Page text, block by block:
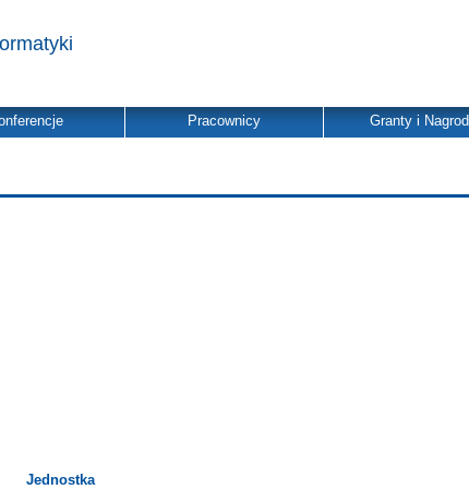
Pracownicy Granty i
Jednostka